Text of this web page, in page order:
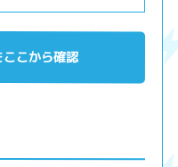
こから確認